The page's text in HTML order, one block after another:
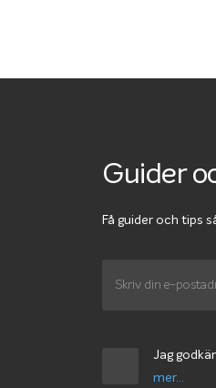
Guider
Få guider och tips
Jag
mer...